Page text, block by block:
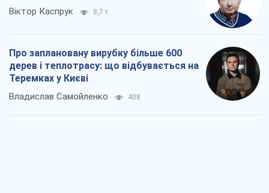
Віктор Каспрук 8,7 т.
Про заплановану вирубку більше 600
дерев і теплотрасу: що відбувається на
Теремках у Києві
Владислав Самойленко 408